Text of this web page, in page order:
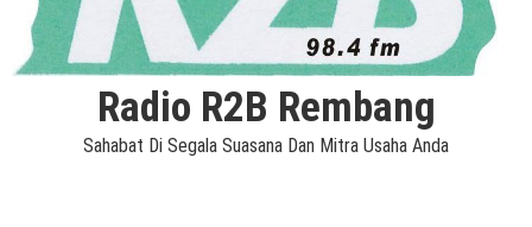
Radio R2B Rembang
Sahabat Di Segala Suasana Dan Mitra Usaha Anda